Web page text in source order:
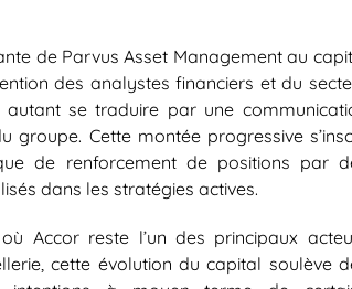
de Parvus Asset Managementau
des analystes financiers et du
autant se traduire par une
groupe. Cette montée progressive
de renforcement de positions par
dans les stratégies actives.
Accor reste l’un des principaux
cette évolution du capital soulève